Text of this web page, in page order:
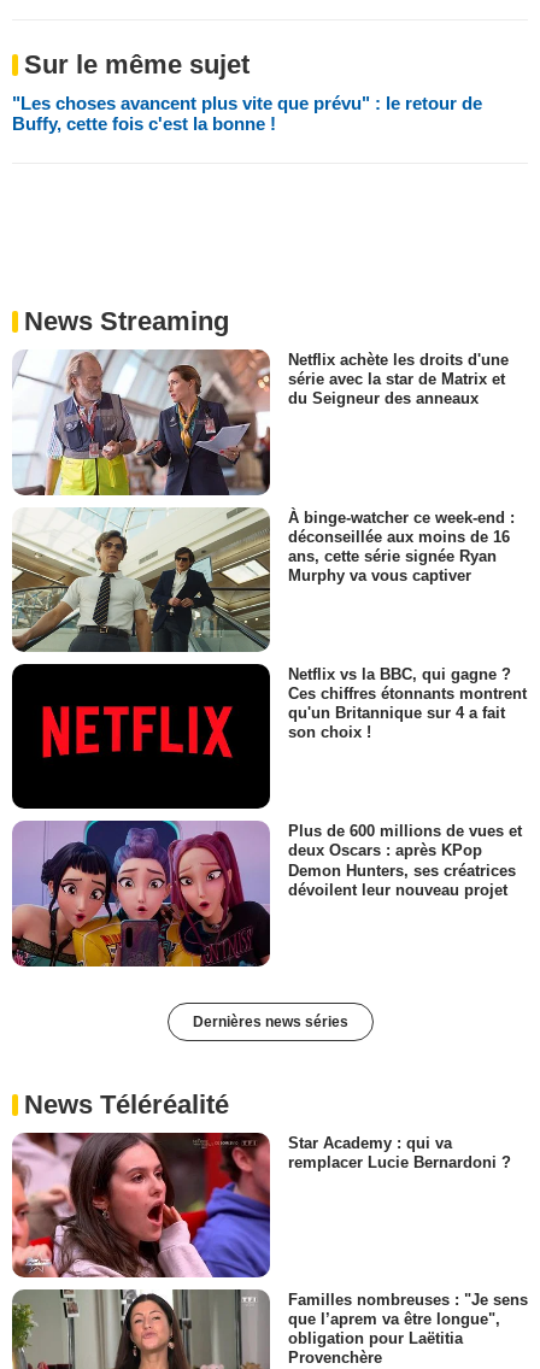
Sur le même sujet
"Les choses avancent plus vite que prévu" : le retour de
Buffy, cette fois c'est la bonne !
News Streaming
Netflix achète les droits d'une
série avec la star de Matrix et
du Seigneur des anneaux
À binge-watcher ce week-end :
déconseillée aux moins de 16
ans, cette série signée Ryan
Murphy va vous captiver
Netflix vs la BBC, qui gagne ?
Ces chiffres étonnants montrent
qu'un Britannique sur 4 a fait
son choix !
Plus de 600 millions de vues et
deux Oscars : après KPop
Demon Hunters, ses créatrices
dévoilent leur nouveau projet
Dernières news séries
News Téléréalité
Star Academy : qui va
remplacer Lucie Bernardoni ?
Familles nombreuses : "Je sens
que l’aprem va être longue",
obligation pour Laëtitia
Provenchère